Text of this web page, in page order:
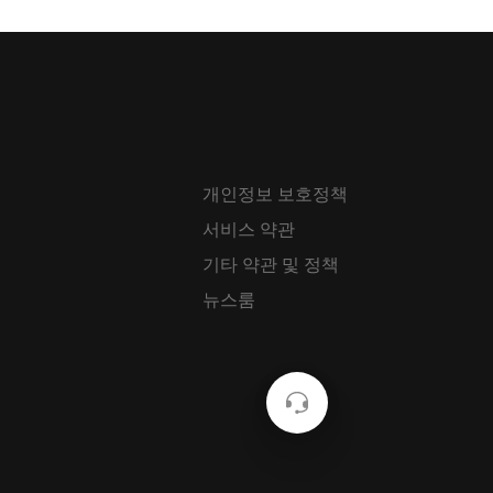
개인정보 보호정책
서비스 약관
기타 약관 및 정책
뉴스룸